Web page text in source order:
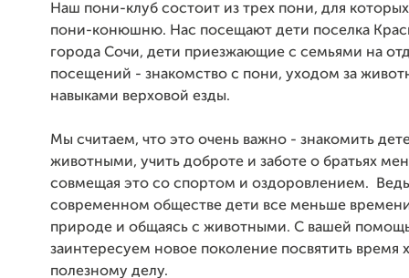
Наш пони-клуб состоит из трех пони, для
пони-конюшню. Нас посещают дети поселка
города Сочи, дети приезжающие с семьями на
посещений - знакомство с пони, уходом за
навыками верховой езды.
Мы считаем, что это очень важно - знакомить
животными, учить доброте и заботе о братьях
совмещая это со спортом и оздоровлением.
современном обществе дети все меньше
природе и общаясь с животными. С вашей
заинтересуем новое поколение посвятить время
полезному делу.